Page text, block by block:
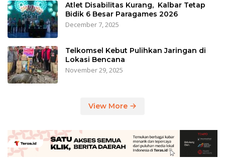
Atlet Disabilitas Kurang, Kalbar Tetap
Bidik 6 Besar Paragames 2026
December 7, 2025
Telkomsel Kebut Pulihkan Jaringan di
Lokasi Bencana
November 29, 2025
View More